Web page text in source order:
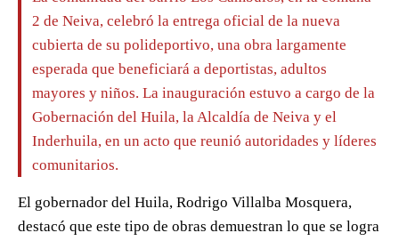
2 de Neiva, celebró la entrega oficial de la nueva
cubierta de su polideportivo, una obra largamente
esperada que beneficiará a deportistas, adultos
mayores y niños. La inauguración estuvo a cargo de la
Gobernación del Huila, la Alcaldía de Neiva y el
Inderhuila, en un acto que reunió autoridades y líderes
comunitarios.
El gobernador del Huila, Rodrigo Villalba Mosquera,
destacó que este tipo de obras demuestran lo que se logra